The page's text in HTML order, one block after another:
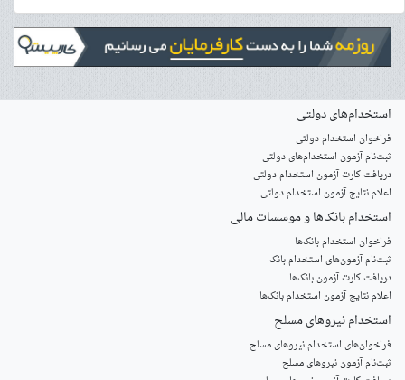
استخدام‌های دولتی
فراخوان استخدام دولتی
ثبت‌نام آزمون‌ استخدام‌های دولتی
دریافت کارت آزمون استخدام دولتی
اعلام نتایج آزمون استخدام دولتی
استخدام‌ بانک‌ها و موسسات مالی
فراخوان استخدام بانک‌ها
‌ثبت‌نام آزمون‌های استخدام بانک
دریافت کارت آزمون بانک‌ها
اعلام نتایج آزمون استخدام بانک‌ها
استخدام‌ نیروهای مسلح
‌فراخوان‌های استخدام‌ نیروهای مسلح
ثبت‌نام آزمون نیروهای مسلح